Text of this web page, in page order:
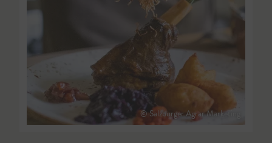
© Salzburger Agrar Marketing